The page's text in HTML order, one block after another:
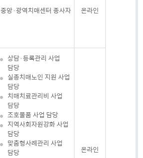
중앙·광역치매센터 종사자 온라인
상담·등록관리 사업
담당
실종치매노인 지원 사업
담당
치매치료관리비 사업
담당
조호물품 사업 담당
지역사회자원강화 사업
담당
맞춤형사례관리 사업
담당
온라인